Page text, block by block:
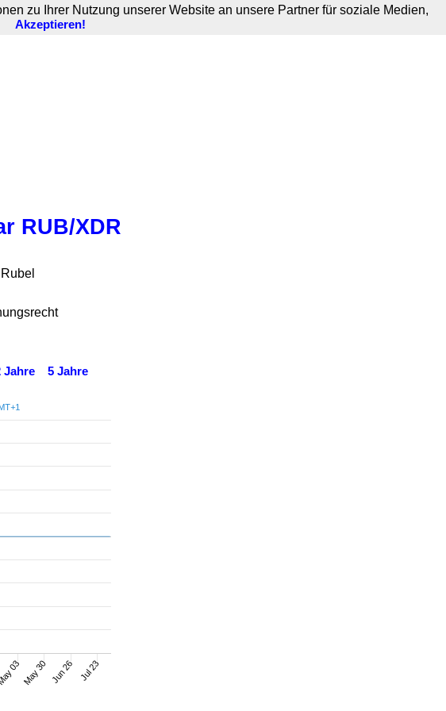
RUB/XDR
Jahre 5 Jahre
zu Ihrer Nutzung unserer Website an unsere Partner für soziale Medien,
Akzeptieren!